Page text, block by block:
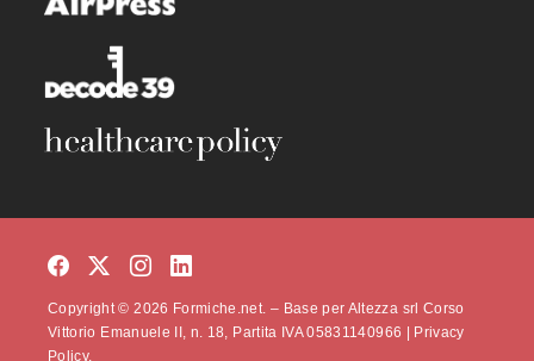
Copyright © 2026 Formiche.net. – Base per Altezza srl Corso
Vittorio Emanuele II, n. 18, Partita IVA 05831140966 |
Privacy
Policy.